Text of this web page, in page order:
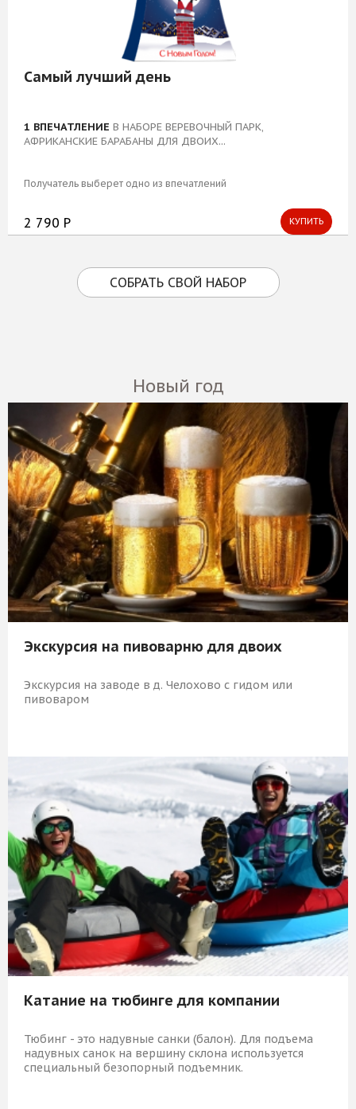
Самый лучший день
1 ВПЕЧАТЛЕНИЕ В НАБОРЕ ВЕРЕВОЧНЫЙ ПАРК,
АФРИКАНСКИЕ БАРАБАНЫ ДЛЯ ДВОИХ...
Получатель выберет одно из впечатлений
2 790 Р КУПИТЬ
СОБРАТЬ СВОЙ НАБОР
Новый год
Экскурсия на пивоварню для двоих
Экскурсия на заводе в д. Челохово с гидом или
пивоваром
4 869 Р КУПИТЬ
Катание на тюбинге для компании
Тюбинг - это надувные санки (балон). Для подъема
надувных санок на вершину склона используется
специальный безопорный подъемник.